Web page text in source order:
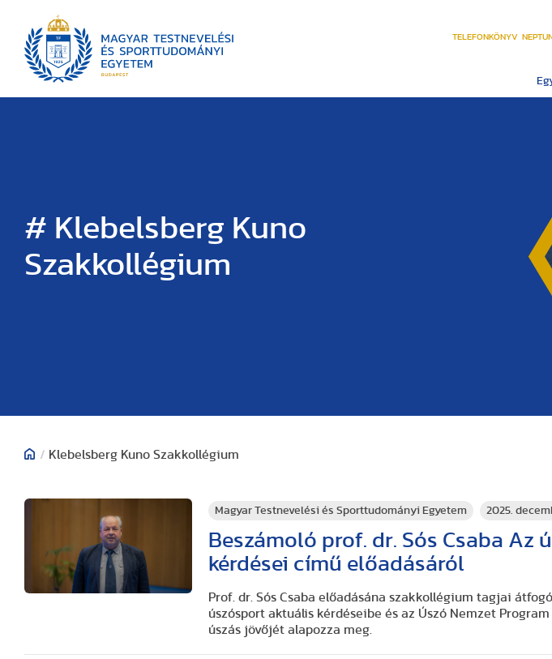
TELEFONKÖNYV
# Klebelsberg Kuno
Szakkollégium
/ Klebelsberg Kuno Szakkollégium
Magyar Testnevelési és Sporttudományi Egyetem 2025.
Beszámoló prof. dr. Sós Csaba Az
kérdései című előadásáról
Prof. dr. Sós Csaba előadásána szakkollégium tagjai
úszósport aktuális kérdéseibe és az Úszó Nemzet
úszás jövőjét alapozza meg.